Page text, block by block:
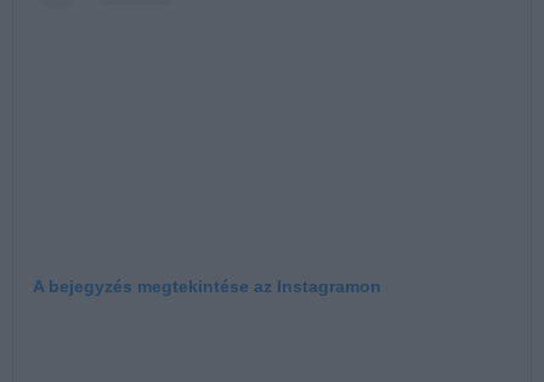
A bejegyzés megtekintése az Instagramon